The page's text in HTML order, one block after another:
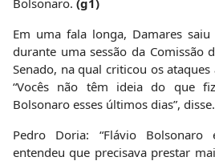
Bolsonaro. (g1)
Em uma fala longa, Damares
durante uma sessão da Comissão
Senado, na qual criticou os
“Vocês não têm ideia do que
Bolsonaro esses últimos dias”, disse.
Pedro Doria: “Flávio Bolsonaro
entendeu que precisava prestar